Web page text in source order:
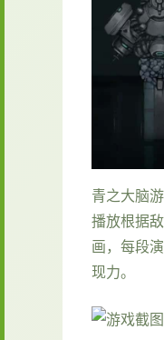
青之大脑
播放根据
画，每段
现力。